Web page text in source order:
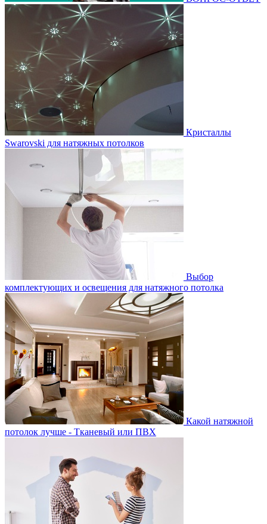
Кристаллы
Swarovski для натяжных потолков
Выбор
комплектующих и освещения для натяжного потолка
Какой натяжной
потолок лучше - Тканевый или ПВХ